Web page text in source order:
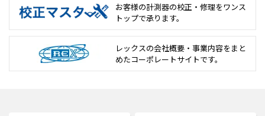
お客様の計測器の校正・修理をワンス
トップで承ります。
レックスの会社概要・事業内容をまと
めたコーポレートサイトです。